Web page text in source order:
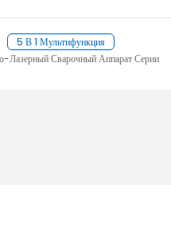
5 В 1 Мультифункция
Лазерный Сварочный Аппарат Серии